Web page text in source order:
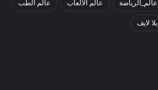
عالم_الرياضة عالم الالعاب عالم الطب
يلا لايف